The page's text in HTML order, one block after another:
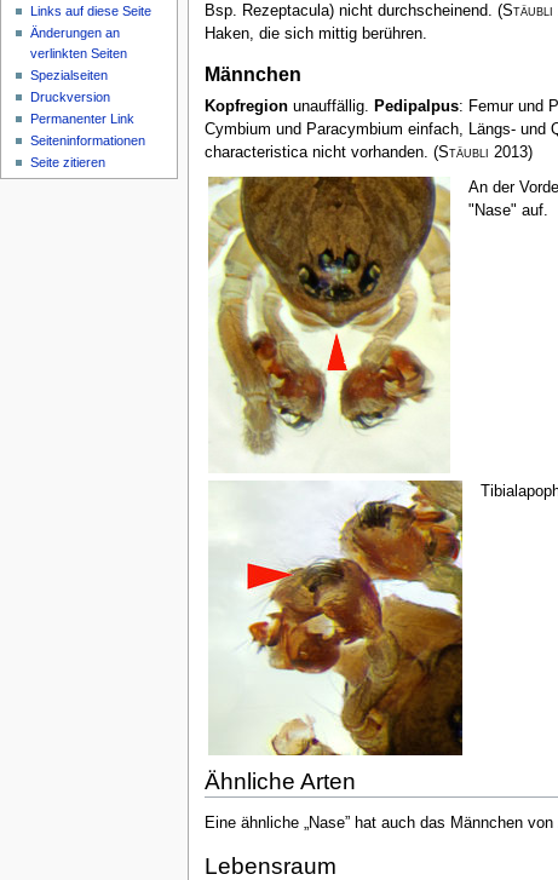
Bsp. Rezeptacula) nicht durchscheinend. (Stäubli
Haken, die sich mittig berühren.
Männchen
Kopfregionunauffällig. Pedipalpus: Femur und
Cymbium und Paracymbium einfach, Längs- und
characteristica nicht vorhanden. (Stäubli 2013)
An der
"Nase" auf.
Ähnliche Arten
Eine ähnliche „Nase” hat auch das Männchen von
Lebensraum
Links auf diese Seite
Änderungen an
verlinkten Seiten
Spezialseiten
Druckversion
Permanenter Link
Seiten­­informationen
Seite zitieren